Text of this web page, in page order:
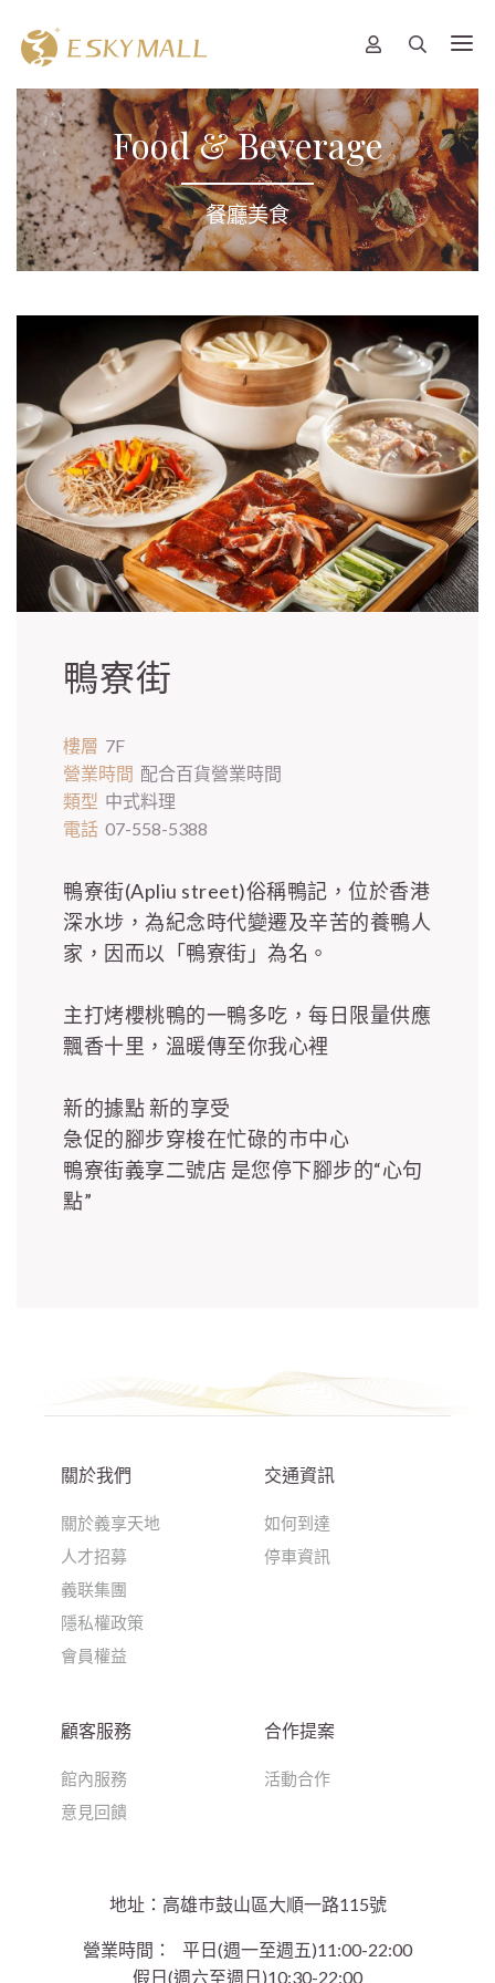
Food & Beverage
餐廳美食
鴨寮街
樓層 7F
營業時間 配合百貨營業時間
類型 中式料理
電話 07-558-5388
鴨寮街(Apliu street)俗稱鴨記，位於香港
深水埗，為紀念時代變遷及辛苦的養鴨人
家，因而以「鴨寮街」為名。
主打烤櫻桃鴨的一鴨多吃，每日限量供應
飄香十里，溫暖傳至你我心裡
新的據點 新的享受
急促的腳步穿梭在忙碌的市中心
鴨寮街義享二號店 是您停下腳步的“心句
點”
地址：高雄巿鼓山區大順一路115號
營業時間：
平日(週一至週五)11:00-22:00
假日(週六至週日)10:30-22:00
關於我們
關於義享天地
人才招募
義联集團
隱私權政策
會員權益
交通資訊
如何到達
停車資訊
顧客服務
館內服務
意見回饋
合作提案
活動合作